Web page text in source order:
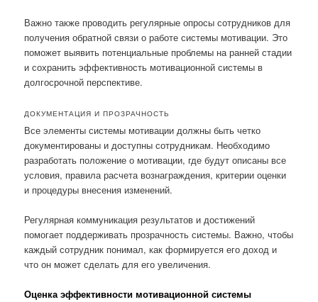
Важно также проводить регулярные опросы сотрудников для
получения обратной связи о работе системы мотивации. Это
поможет выявить потенциальные проблемы на ранней стадии
и сохранить эффективность мотивационной системы в
долгосрочной перспективе.
ДОКУМЕНТАЦИЯ И ПРОЗРАЧНОСТЬ
Все элементы системы мотивации должны быть четко
документированы и доступны сотрудникам. Необходимо
разработать положение о мотивации, где будут описаны все
условия, правила расчета вознаграждения, критерии оценки
и процедуры внесения изменений.
Регулярная коммуникация результатов и достижений
помогает поддерживать прозрачность системы. Важно, чтобы
каждый сотрудник понимал, как формируется его доход и
что он может сделать для его увеличения.
Оценка эффективности мотивационной системы